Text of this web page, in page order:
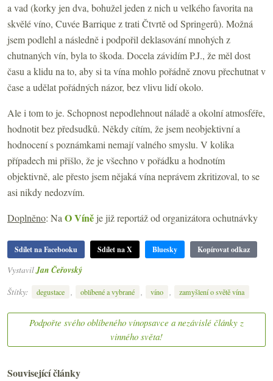
a vad (korky jen dva, bohužel jeden z nich u velkého favorita na
skvělé víno, Cuvée Barrique z trati Čtvrtě od Springerů). Možná
jsem podlehl a následně i podpořil deklasování mnohých z
chutnaných vín, byla to škoda. Docela závidím P.J., že měl dost
času a klidu na to, aby si ta vína mohlo pořádně znovu přechutnat v
čase a udělat pořádných názor, bez vlivu lidí okolo.
Ale i tom to je. Schopnost nepodlehnout náladě a okolní atmosféře,
hodnotit bez předsudků. Někdy cítím, že jsem neobjektivní a
hodnocení s poznámkami nemají valného smyslu. V kolika
případech mi přišlo, že je všechno v pořádku a hodnotím
objektivně, ale přesto jsem nějaká vína neprávem zkritizoval, to se
asi nikdy nedozvím.
Doplněno: Na O Víně je již reportáž od organizátora ochutnávky
Sdílet na Facebooku Sdílet na X Bluesky Kopírovat odkaz
Vystavil Jan Čeřovský
Štítky:
degustace , oblíbené a vybrané , víno , zamyšlení o světě vína
Podpořte svého oblíbeného vínopsavce a nezávislé články z
vinného světa!
Související články